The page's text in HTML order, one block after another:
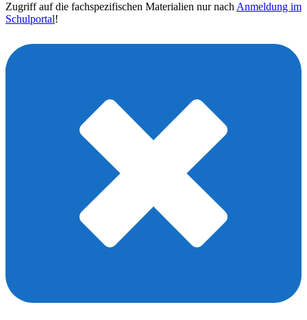
Zugriff auf die fachspezifischen Materialien nur nach Anmeldung im
Schulportal!